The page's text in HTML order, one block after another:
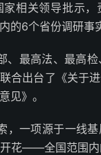
家相关领导批示，
的6个省份调研事
、最高法、最高
合出台了《关于
见》。
，一项源于一线
花——全国范围